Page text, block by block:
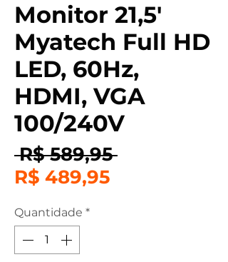
Monitor 21,5′
Myatech Full HD
LED, 60Hz,
HDMI, VGA
100/240V
R$ 589,95 Preço
R$ 489,95Preço
Quantidade *